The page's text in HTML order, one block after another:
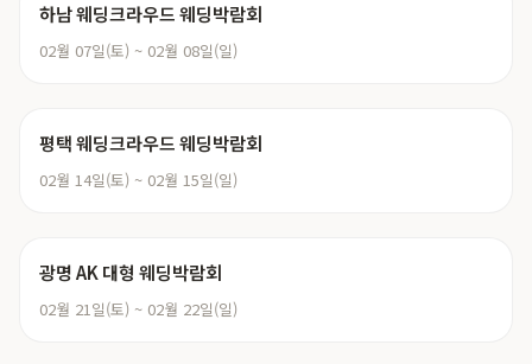
하남 웨딩크라우드 웨딩박람회
02월 07일(토) ~ 02월 08일(일)
평택 웨딩크라우드 웨딩박람회
02월 14일(토) ~ 02월 15일(일)
광명 AK 대형 웨딩박람회
02월 21일(토) ~ 02월 22일(일)